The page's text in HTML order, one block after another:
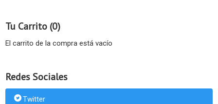
Tu Carrito (0)
El carrito de la compra está vacío
Redes Sociales
Twitter